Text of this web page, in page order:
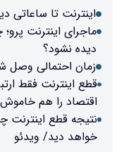
اینترنت تا
ماجرای اینترنت
دیده نشود؟
زمان احتمالی
قطع اینترنت فقط
اقتصاد را هم
نتیجه قطع
خواهد دید/ ویدئو